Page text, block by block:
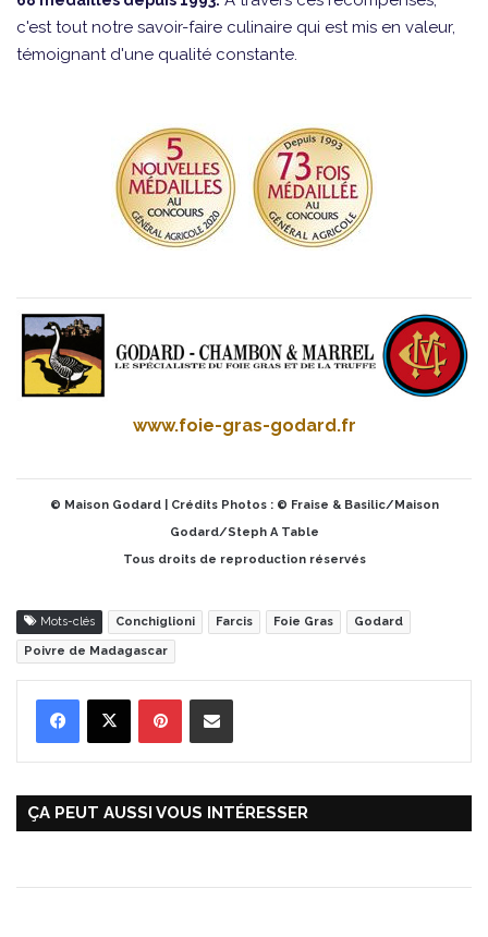
c'est tout notre savoir-faire culinaire qui est mis en valeur,
témoignant d'une qualité constante.
www.foie-gras-godard.fr
© Maison Godard | Crédits Photos : © Fraise & Basilic/Maison
Godard/Steph A Table
Tous droits de reproduction réservés
Mots-clés Conchiglioni Farcis Foie Gras Godard
Poivre de Madagascar
ÇA PEUT AUSSI VOUS INTÉRESSER